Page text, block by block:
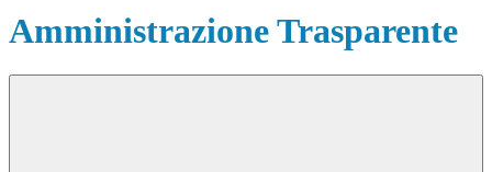
Amministrazione Trasparente